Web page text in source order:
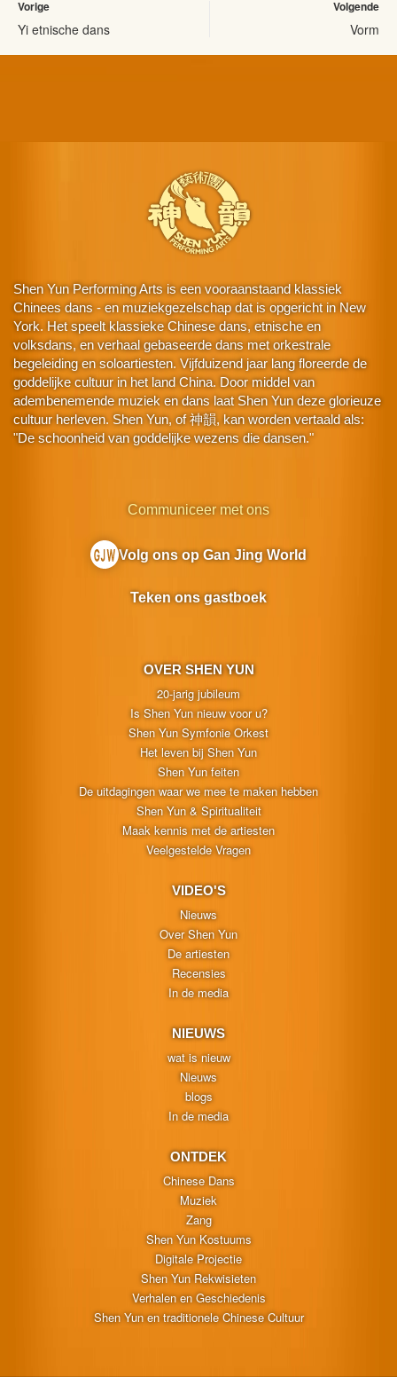
Vorige
Yi etnische dans
Volgende
Vorm
Shen Yun Performing Arts is een vooraanstaand klassiek
Chinees dans - en muziekgezelschap dat is opgericht in New
York. Het speelt klassieke Chinese dans, etnische en
volksdans, en verhaal gebaseerde dans met orkestrale
begeleiding en soloartiesten. Vijfduizend jaar lang floreerde de
goddelijke cultuur in het land China. Door middel van
adembenemende muziek en dans laat Shen Yun deze glorieuze
cultuur herleven. Shen Yun, of 神韻, kan worden vertaald als:
"De schoonheid van goddelijke wezens die dansen."
OVER SHEN YUN
20-jarig jubileum
Is Shen Yun nieuw voor u?
Shen Yun Symfonie Orkest
Het leven bij Shen Yun
Shen Yun feiten
De uitdagingen waar we mee te maken hebben
Shen Yun & Spiritualiteit
Maak kennis met de artiesten
Veelgestelde Vragen
VIDEO'S
Nieuws
Over Shen Yun
De artiesten
Recensies
In de media
NIEUWS
wat is nieuw
Nieuws
blogs
In de media
ONTDEK
Chinese Dans
Muziek
Zang
Shen Yun Kostuums
Digitale Projectie
Shen Yun Rekwisieten
Verhalen en Geschiedenis
Shen Yun en traditionele Chinese Cultuur
Communiceer met ons
Volg ons op Gan Jing World
Teken ons gastboek